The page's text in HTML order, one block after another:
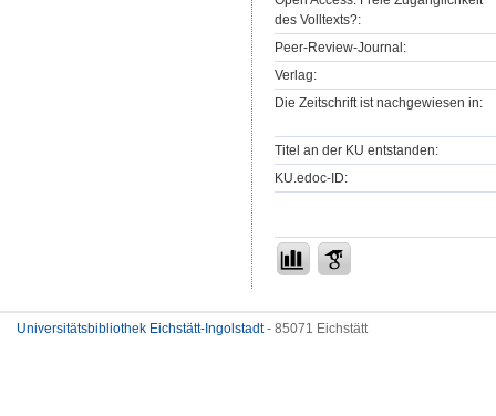
des Volltexts?:
Peer-Review-Journal:
Verlag:
Die Zeitschrift ist nachgewiesen in:
Titel an der KU entstanden:
KU.edoc-ID:
Universitätsbibliothek Eichstätt-Ingolstadt- 85071 Eichstätt